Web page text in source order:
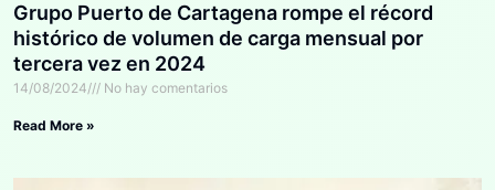
Grupo Puerto de Cartagena rompe el récord
histórico de volumen de carga mensual por
tercera vez en 2024
14/08/2024 No hay comentarios
Read More »